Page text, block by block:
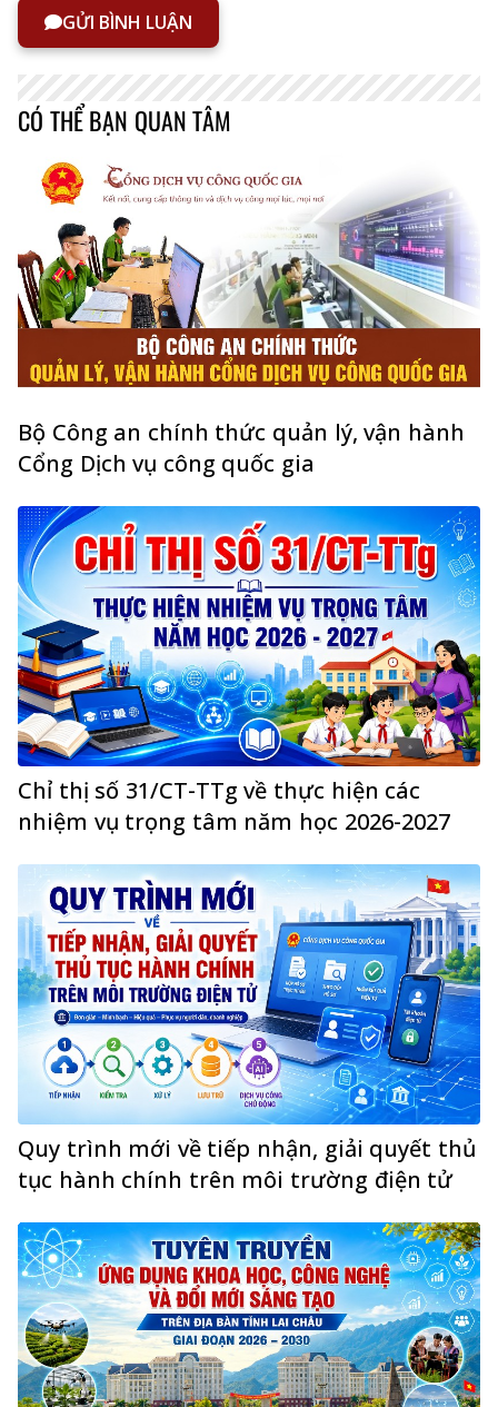
GỬI BÌNH LUẬN
CÓ THỂ BẠN QUAN TÂM
Bộ Công an chính thức quản lý, vận hành
Cổng Dịch vụ công quốc gia
Chỉ thị số 31/CT-TTg về thực hiện các
nhiệm vụ trọng tâm năm học 2026-2027
Quy trình mới về tiếp nhận, giải quyết thủ
tục hành chính trên môi trường điện tử